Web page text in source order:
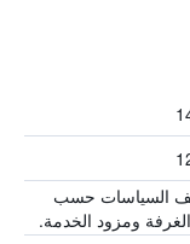
السياسات حسب
ومزود الخدمة.